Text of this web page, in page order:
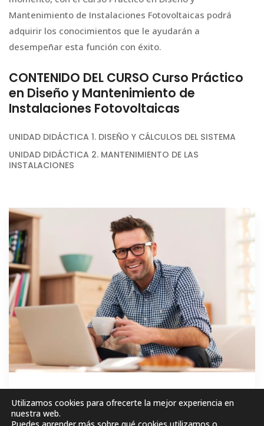
Mantenimiento de Instalaciones Fotovoltaicas podrá
adquirir los conocimientos que le ayudarán a
desempeñar esta función con éxito.
CONTENIDO DEL CURSO Curso Práctico
en Diseño y Mantenimiento de
Instalaciones Fotovoltaicas
UNIDAD DIDÁCTICA 1. DISEÑO Y CÁLCULOS DEL SISTEMA
UNIDAD DIDÁCTICA 2. MANTENIMIENTO DE LAS
INSTALACIONES
GRATIS
Utilizamos cookies para ofrecerte la mejor experiencia en
nuestra web.